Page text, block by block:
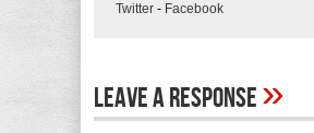
Twitter - Facebook
Leave A Response»